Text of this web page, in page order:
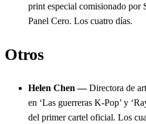
print especial comisionado por
Panel Cero. Los cuatro días.
Otros
Helen Chen —Directora de
en ‘Las guerreras K-Pop’ y
del primer cartel oficial. Los